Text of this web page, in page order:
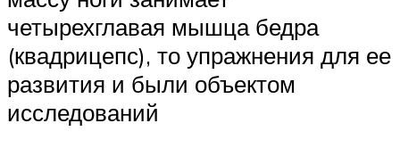
четырехглавая мышца бедра
(квадрицепс), то упражнения для ее
развития и были объектом
исследований